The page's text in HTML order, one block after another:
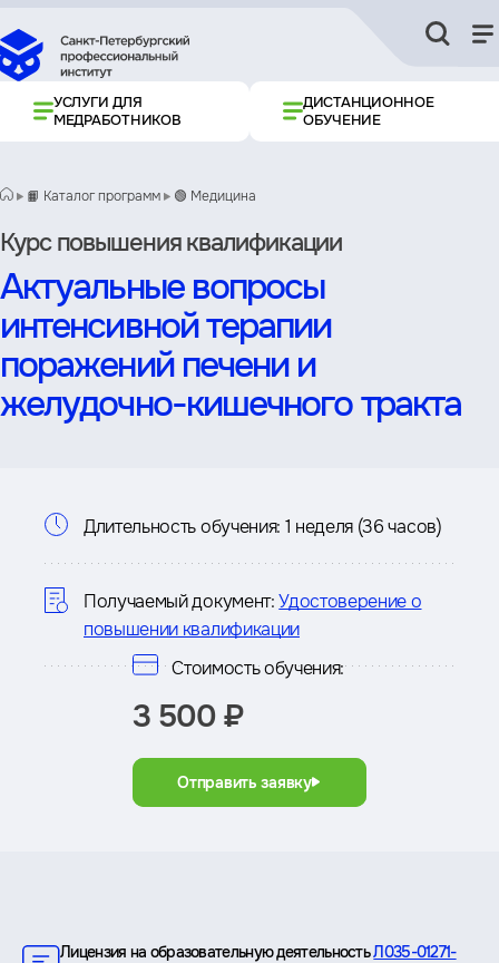
УСЛУГИ ДЛЯ
МЕДРАБОТНИКОВ
ДИСТАНЦИОННОЕ
ОБУЧЕНИЕ
📙 Каталог программ 🟢 Медицина
Курс повышения квалификации
Актуальные вопросы
интенсивной терапии
поражений печени и
желудочно-кишечного тракта
Информация
о
курсе
Длительность обучения: 1 неделя (36 часов)
Получаемый документ: Удостоверение о
повышении квалификации
Стоимость обучения:
3 500 ₽
Отправить заявку
Лицензия на образовательную деятельностьЛ035-01271-